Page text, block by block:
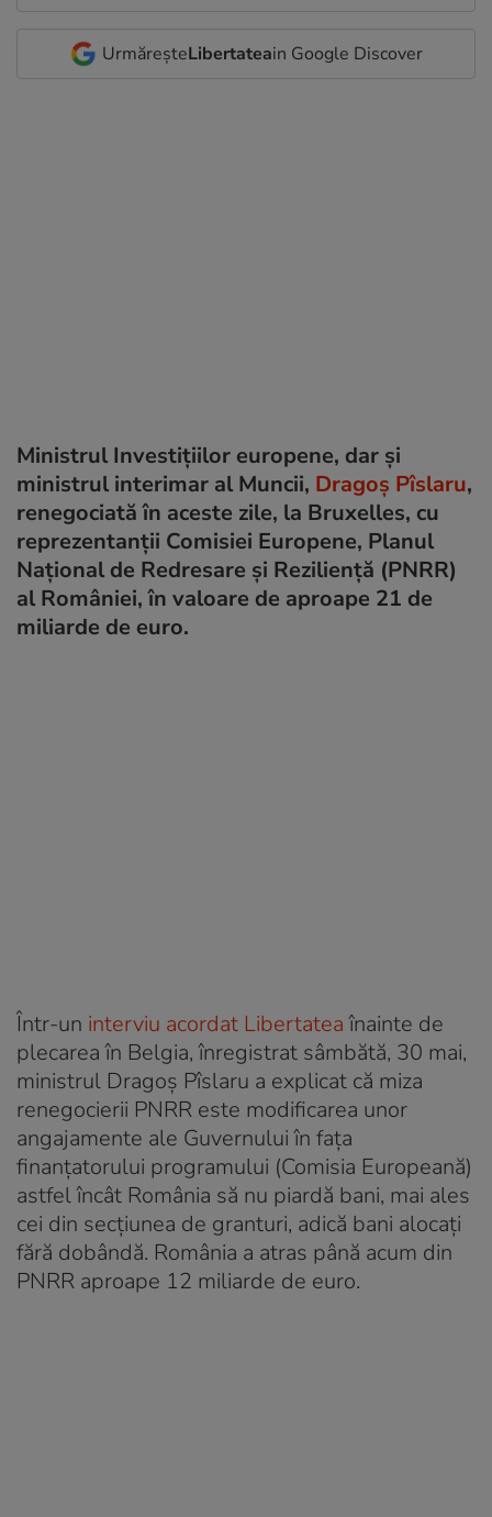
UrmăreșteLibertateain Google Discover
Ministrul Investițiilor europene, dar și
ministrul interimar al Muncii, Dragoș Pîslaru,
renegociată în aceste zile, la Bruxelles, cu
reprezentanții Comisiei Europene, Planul
Național de Redresare și Reziliență (PNRR)
al României, în valoare de aproape 21 de
miliarde de euro.
Într-un interviu acordat Libertateaînainte de
plecarea în Belgia, înregistrat sâmbătă, 30 mai,
ministrul Dragoș Pîslaru a explicat că miza
renegocierii PNRR este modificarea unor
angajamente ale Guvernului în fața
finanțatorului programului (Comisia Europeană)
astfel încât România să nu piardă bani, mai ales
cei din secțiunea de granturi, adică bani alocați
fără dobândă. România a atras până acum din
PNRR aproape 12 miliarde de euro.